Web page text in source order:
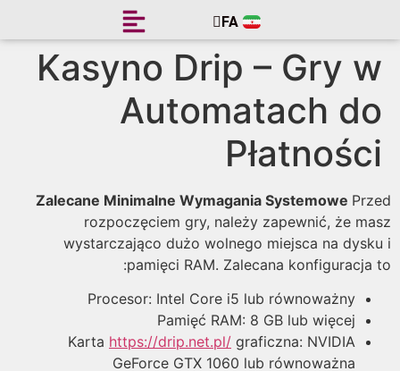
FA
EN
Kasyno Drip – Gry
Automatach
Zalecane Minimalne Wymagania Systemowe
rozpoczęciem gry, należy zapewnić, że
wystarczająco dużo wolnego miejsca na
pamięci RAM. Zalecana
Procesor: Intel Core i5 lub równoważny
Pamięć RAM: 8 GB lub więcej
Kartahttps://drip.net.pl/graficzna: NVIDIA
GeForce GTX 1060 lub równoważna